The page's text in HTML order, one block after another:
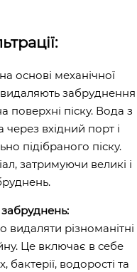
основі механічної
забруднення
поверхні піску. Вода з
вхідний порт і
підібраного піску.
затримуючи великі і
видаляти різноманітні
Це включає в себе
бактерії, водорості та